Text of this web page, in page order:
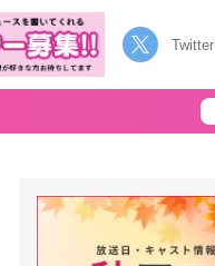
Twitter